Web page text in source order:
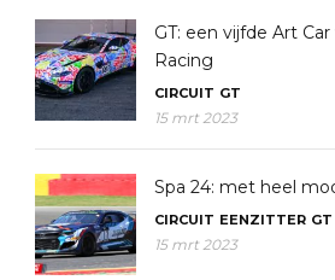
GT: een vijfde Art
Racing
CIRCUIT GT
15 mrt 2023
Spa 24: met heel
CIRCUIT EENZITTER GT
15 mrt 2023